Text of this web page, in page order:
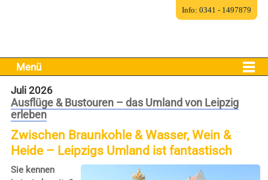
Menü
Juli 2026
Ausflüge & Bustouren – das Umland von Leipzig
erleben
Zwischen Braunkohle & Wasser, Wein &
Heide – Leipzigs Umland ist fantastisch
Sie kennen
Info: 0341 - 1497879